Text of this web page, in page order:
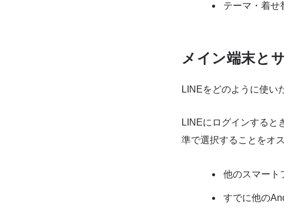
テーマ・着せ
メイン端末と
LINEをどのように使い
LINEにログインすると
準で選択することをオ
他のスマート
すでに他の